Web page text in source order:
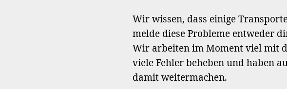
Wir wissen, dass einige
melde diese Probleme entweder
Wir arbeiten im Moment viel mit
viele Fehler beheben und haben
damit weitermachen.